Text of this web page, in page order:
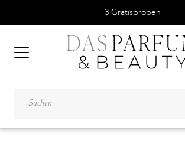
3 Gratisproben